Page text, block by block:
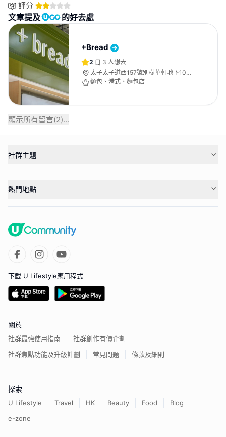
評分
文章提及 的好去處
+Bread
2 3 人想去
太子太子道西157號別樹華軒地下10號
舖
麵包、港式、麵包店
顯示所有留言(2)...
社群主題
熱門地點
下載 U Lifestyle應用程式
關於
社群最強使用指南
社群創作有價企劃
社群焦點功能及升級計劃
常見問題 條款及細則
探索
U Lifestyle Travel HK Beauty Food
Blog
e-zone